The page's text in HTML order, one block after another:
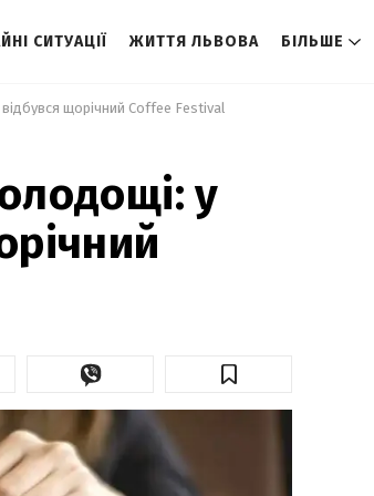
СИТУАЦІЇ ЖИТТЯ ЛЬВОВА БІЛЬШЕ
щорічний Coffee Festival
у